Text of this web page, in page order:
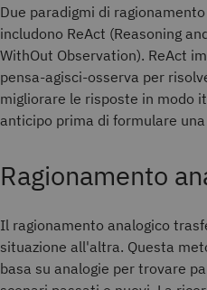
Due paradigmi di
includono ReAct (Reasoning
WithOut Observation). ReAct
pensa-agisci-osserva per
migliorare le risposte in modo
anticipo prima di formulare
Ragionamento
Il ragionamento analogico
situazione all'altra. Questa
basa su analogie per trovare